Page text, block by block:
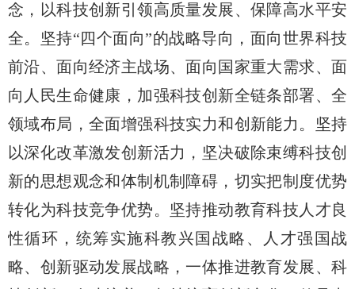
念，以科技创新引领高质量发展、保障高水平安
全。坚持“四个面向”的战略导向，面向世界科技
前沿、面向经济主战场、面向国家重大需求、面
向人民生命健康，加强科技创新全链条部署、全
领域布局，全面增强科技实力和创新能力。坚持
以深化改革激发创新活力，坚决破除束缚科技创
新的思想观念和体制机制障碍，切实把制度优势
转化为科技竞争优势。坚持推动教育科技人才良
性循环，统筹实施科教兴国战略、人才强国战
略、创新驱动发展战略，一体推进教育发展、科